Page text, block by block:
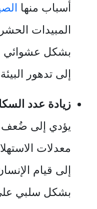
أسباب منها
المبيدات
بشكل عشوائي
إلى تدهور
زيادة عدد
يؤدي إلى ضُعف
معدلات
إلى قيام
بشكل سلبي على